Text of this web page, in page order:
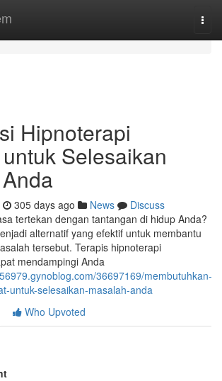
Hipnoterapi
Selesaikan
305 days ago News
Discuss
tertekan dengan tantangan di hidup Anda?
alternatif yang efektif untuk membantu
tersebut. Terapis hipnoterapi
mendampingi Anda
36697169/membutuhkan-
untuk-selesaikan-masalah-anda
Who Upvoted